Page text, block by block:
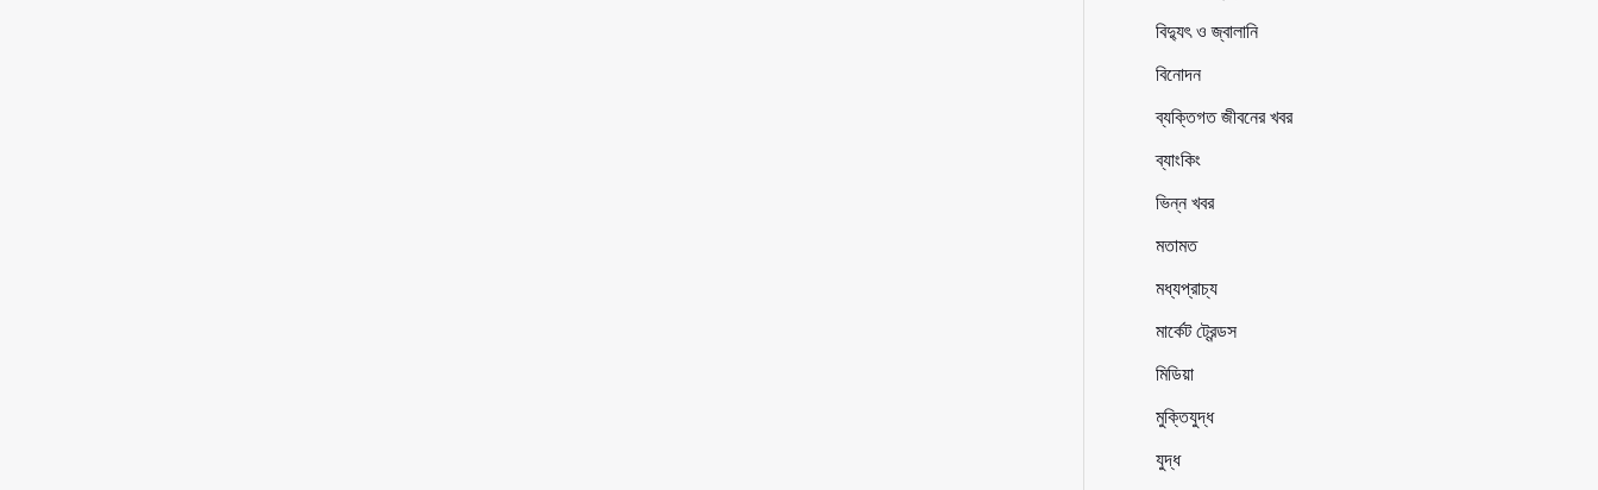
বিদ্যুৎ ও জ্বালানি
বিনোদন
ব্যক্তিগত জীবনের খবর
ব্যাংকিং
ভিন্ন খবর
মতামত
মধ্যপ্রাচ্য
মার্কেট ট্রেন্ডস
মিডিয়া
মুক্তিযুদ্ধ
যুদ্ধ